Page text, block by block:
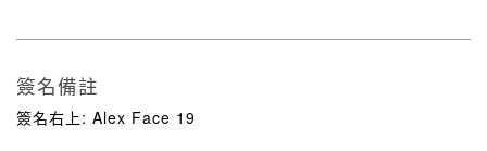
簽名備註
簽名右上: Alex Face 19